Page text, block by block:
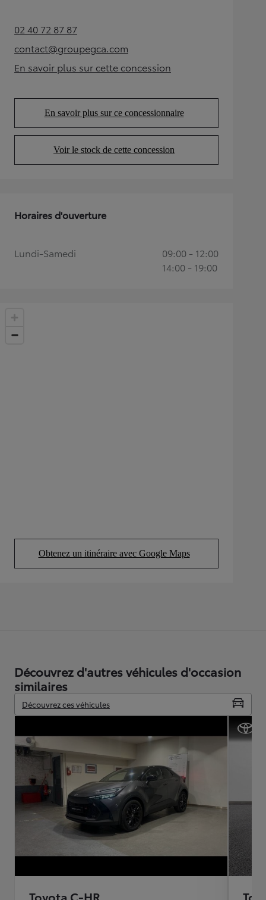
02 40 72 87 87(Opens in new tab)
contact@groupegca.com
(Opens in new tab)
En savoir plus sur cette concession
(Opens in new tab)
En savoir plus sur ce concessionnaire
(Opens in new tab)
Voir le stock de cette concession
(Opens in new tab)
Obtenez un itinéraire avec Google Maps
(Opens in new tab)
Horaires d'ouverture
Lundi-Samedi
09:00 - 12:00
14:00 - 19:00
Découvrez d'autres véhicules d'occasion
similaires
Découvrez ces véhicules
Toyota C-HR